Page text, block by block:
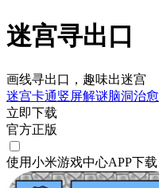
迷宫寻出口
画线寻出口，趣味出迷宫
迷宫卡通竖屏解谜脑洞治愈
立即下载
官方正版
使用小米游戏中心APP下载